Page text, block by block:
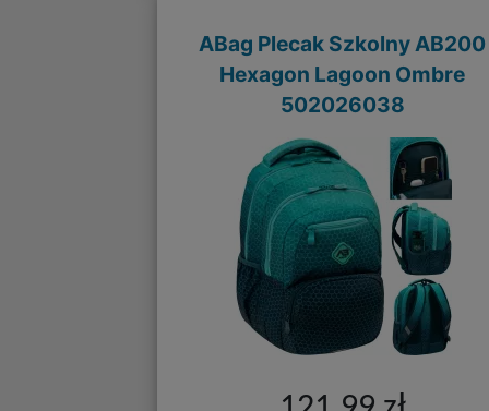
ABag Plecak Szkolny AB200
Hexagon Lagoon Ombre
502026038